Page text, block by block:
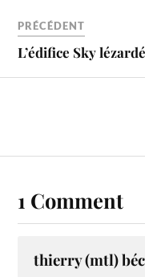
PRÉCÉDENT
L’édifice Sky lézardé
1 Comment
thierry (mtl)